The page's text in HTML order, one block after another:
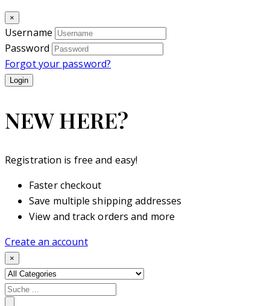
×
Username
Password
Forgot your password?
NEW HERE?
Registration is free and easy!
Faster checkout
Save multiple shipping addresses
View and track orders and more
Create an account
×
Search